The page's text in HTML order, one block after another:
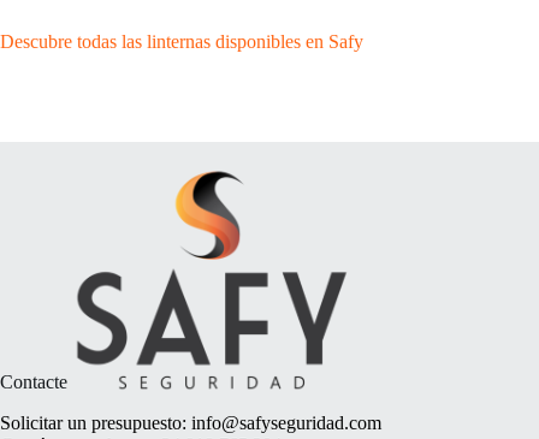
Descubre todas las linternas disponibles en Safy
Contacte
Solicitar un presupuesto: info@safyseguridad.com